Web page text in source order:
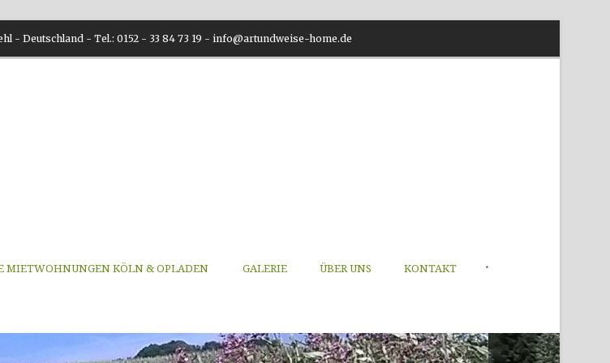
- Deutschland - Tel.: 0152 - 33 84 73 19 - info@artundweise-home.de
MIETWOHNUNGEN KÖLN & OPLADEN GALERIE ÜBER UNS KONTAKT •